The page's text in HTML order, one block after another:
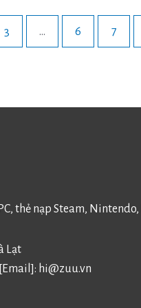
3 … 6 7
thẻ nạp Steam,
Lạt
hi@zuu.vn